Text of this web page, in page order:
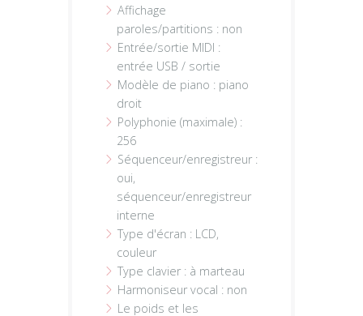
Affichage
paroles/partitions : non
Entrée/sortie MIDI :
entrée USB / sortie
Modèle de piano : piano
droit
Polyphonie (maximale) :
256
Séquenceur/enregistreur :
oui,
séquenceur/enregistreur
interne
Type d'écran : LCD,
couleur
Type clavier : à marteau
Harmoniseur vocal : non
Le poids et les